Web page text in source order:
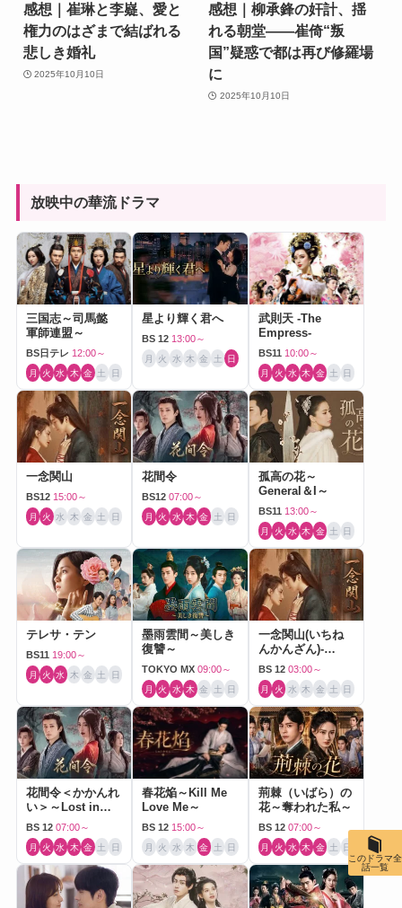
感想｜崔琳と李嶷、愛と
権力のはざまで結ばれる
悲しき婚礼
2025年10月10日
感想｜柳承鋒の奸計、揺
れる朝堂――崔倚“叛
国”疑惑で都は再び修羅場
に
2025年10月10日
放映中の華流ドラマ
三国志～司馬懿
軍師連盟～
BS日テレ 12:00～
月 火 水 木 金 土 日
星より輝く君へ
BS 12 13:00～
月 火 水 木 金 土 日
武則天 -The
Empress-
BS11 10:00～
月 火 水 木 金 土 日
一念関山
BS12 15:00～
月 火 水 木 金 土 日
花間令
BS12 07:00～
月 火 水 木 金 土 日
孤高の花～
General＆I～
BS11 13:00～
月 火 水 木 金 土 日
テレサ・テン
BS11 19:00～
月 火 水 木 金 土 日
墨雨雲間～美しき
復讐～
TOKYO MX 09:00～
月 火 水 木 金 土 日
一念関山(いちね
んかんざん)-
Journey to Love-
BS 12 03:00～
月 火 水 木 金 土 日
花間令＜かかんれ
い＞～Lost in
Love～
BS 12 07:00～
月 火 水 木 金 土 日
春花焔～Kill Me
Love Me～
BS 12 15:00～
月 火 水 木 金 土 日
荊棘（いばら）の
花～奪われた私～
BS 12 07:00～
月 火 水 木 金 土
日
このドラマ全
話一覧